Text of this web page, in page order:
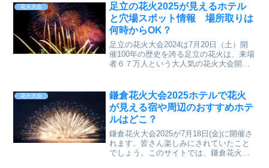
花火大会
足立の花火2025が見えるホテル
と穴場スポット情報 場所取りは
何時からOK？
足立の花火大会2024は7月20日（土）開
催100年の歴史を誇る足立の花火は、来場
者６７万人という大人気の花火大会開催
線鉄橋～西新井橋間）
花火大会
鎌倉花火大会2025ホテルで花火
が見える宿や周辺のおすすめホテ
ルはどこ？
鎌倉花火大会2025が7月18日(金)に開催さ
れます。皆さん楽しみにされていたこと
でしょう。このサイトでは、鎌倉花火大